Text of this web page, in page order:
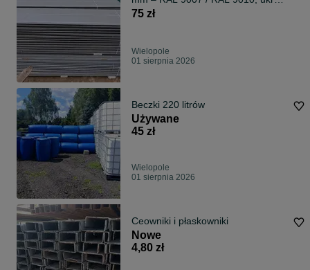
zamek
75 zł
Wielopole
01 sierpnia 2026
Beczki 220 litrów
Używane
45 zł
Wielopole
01 sierpnia 2026
Ceowniki i płaskowniki
Nowe
4,80 zł